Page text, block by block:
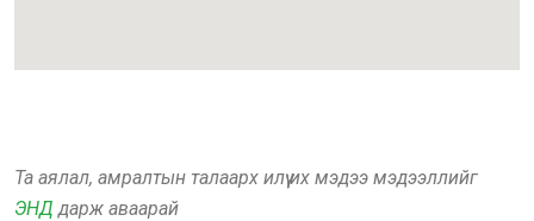
Та аялал, амралтын талаарх илүү их мэдээ мэдээллийг
ЭНД дарж аваарай